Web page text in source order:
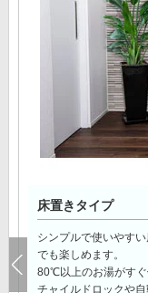
床置きタイプ
シンプルで使いやす
でも楽しめます。
80℃以上のお湯がすぐ
チャイルドロックや